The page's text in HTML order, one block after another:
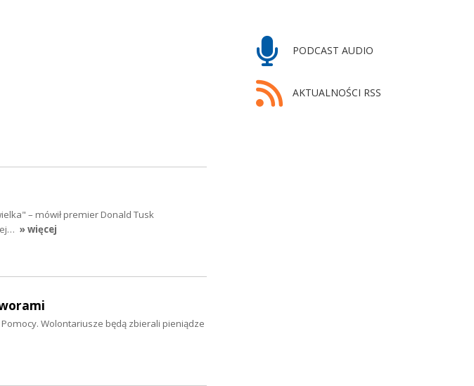
PODCAST AUDIO
AKTUALNOŚCI RSS
– mówił premier Donald Tusk
» więcej
Wolontariusze będą zbierali pieniądze